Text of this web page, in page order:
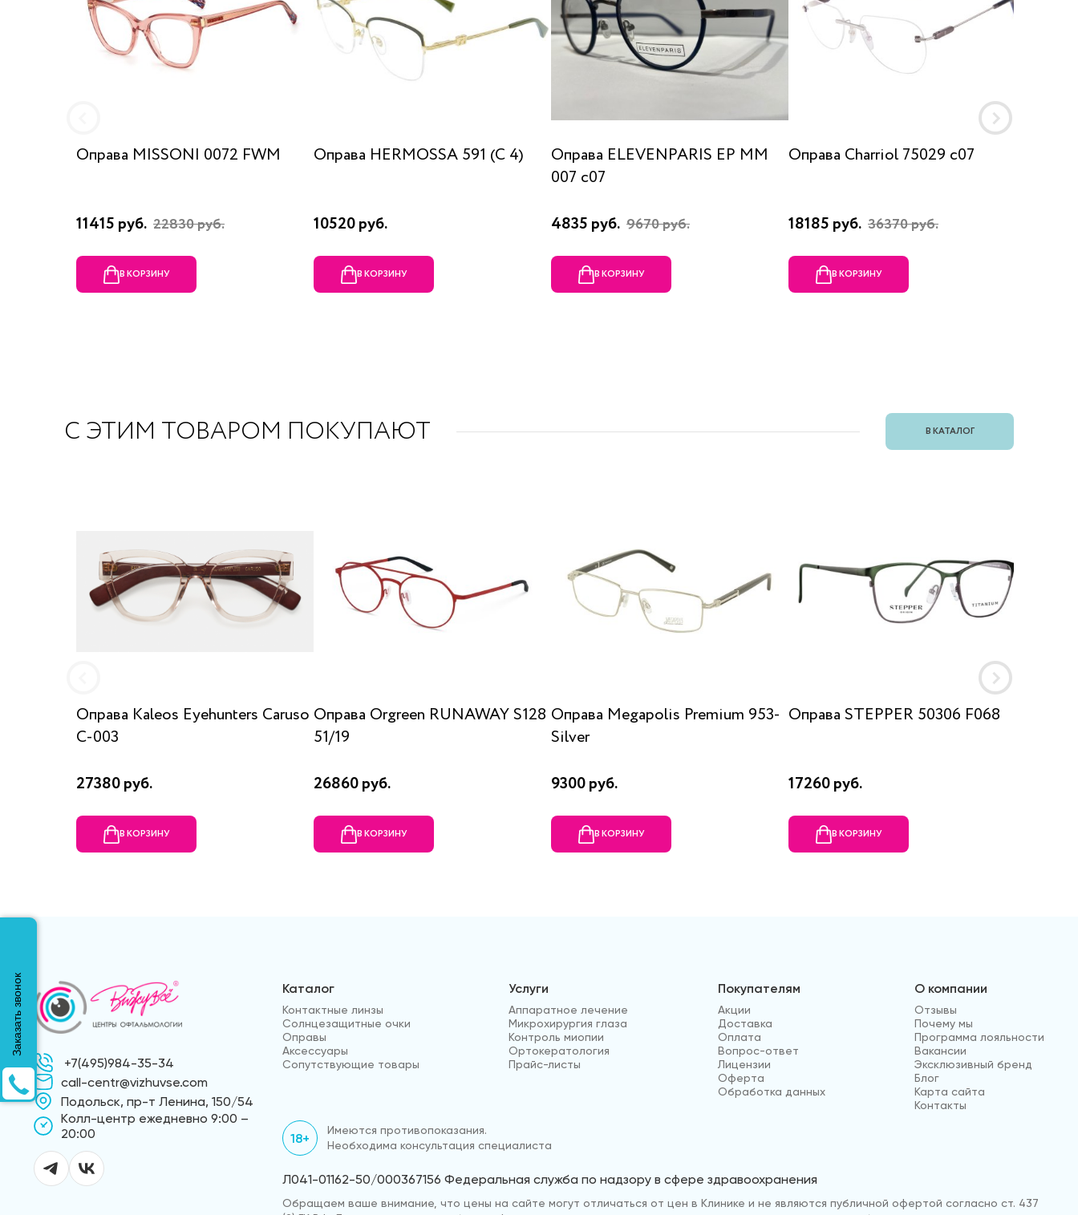
Оправа MISSONI 0072 FWM
11415 руб. 22830 руб.
В КОРЗИНУ
Оправа HERMOSSA 591 (C 4)
10520 руб.
В КОРЗИНУ
Оправа ELEVENPARIS EP MM
007 c07
4835 руб. 9670 руб.
В КОРЗИНУ
Оправа Charriol 75029 c07
18185 руб. 36370 руб.
В КОРЗИНУ
С ЭТИМ ТОВАРОМ ПОКУПАЮТ В КАТАЛОГ
Оправа Kaleos Eyehunters Caruso
C-003
27380 руб.
В КОРЗИНУ
Оправа Orgreen RUNAWAY S128
51/19
26860 руб.
В КОРЗИНУ
Оправа Megapolis Premium 953-
Silver
9300 руб.
В КОРЗИНУ
Оправа STEPPER 50306 F068
17260 руб.
В КОРЗИНУ
+7(495)984-35-34
call-centr@vizhuvse.com
Подольск, пр-т Ленина, 150/54
Kолл-центр ежедневно 9:00 –
20:00
Каталог
Контактные линзы
Солнцезащитные очки
Оправы
Аксессуары
Сопутствующие товары
Услуги
Аппаратное лечение
Микрохирургия глаза
Контроль миопии
Ортокератология
Прайс-листы
Покупателям
Акции
Доставка
Оплата
Вопрос-ответ
Лицензии
Оферта
Обработка данных
О компании
Отзывы
Почему мы
Программа лояльности
Вакансии
Эксклюзивный бренд
Блог
Карта сайта
Контакты
18+
Имеются противопоказания.
Необходима консультация специалиста
Л041-01162-50/000367156 Федеральная служба по надзору в сфере здравоохранения
Обращаем ваше внимание, что цены на сайте могут отличаться от цен в Клинике и не являются публичной офертой согласно ст. 437
Заказать звонок